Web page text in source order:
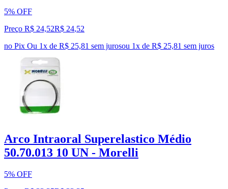
5% OFF
Preço R$ 24,52R$ 24,52
no Pix Ou 1x de R$ 25,81 sem jurosou 1x de R$ 25,81 sem juros
Arco Intraoral Superelastico Médio
50.70.013 10 UN - Morelli
5% OFF